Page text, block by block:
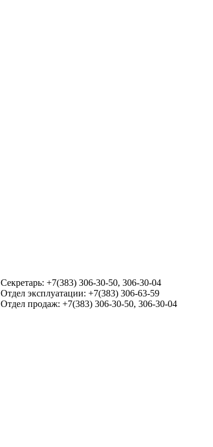
Секретарь: +7(383) 306-30-50, 306-30-04
Отдел эксплуатации: +7(383) 306-63-59
Отдел продаж: +7(383) 306-30-50, 306-30-04